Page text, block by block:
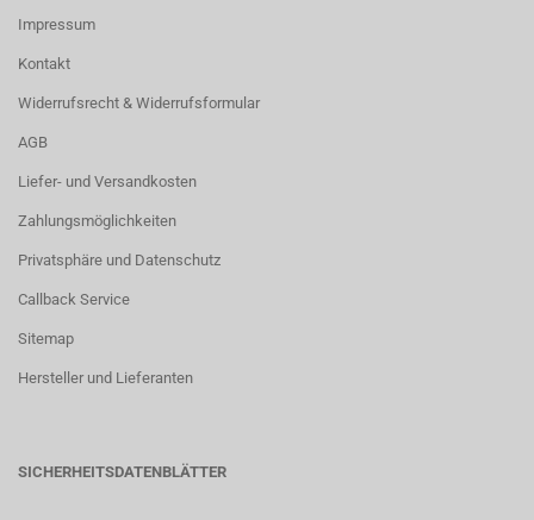
Impressum
Kontakt
Widerrufsrecht & Widerrufsformular
AGB
Liefer- und Versandkosten
Zahlungsmöglichkeiten
Privatsphäre und Datenschutz
Callback Service
Sitemap
Hersteller und Lieferanten
SICHERHEITSDATENBLÄTTER